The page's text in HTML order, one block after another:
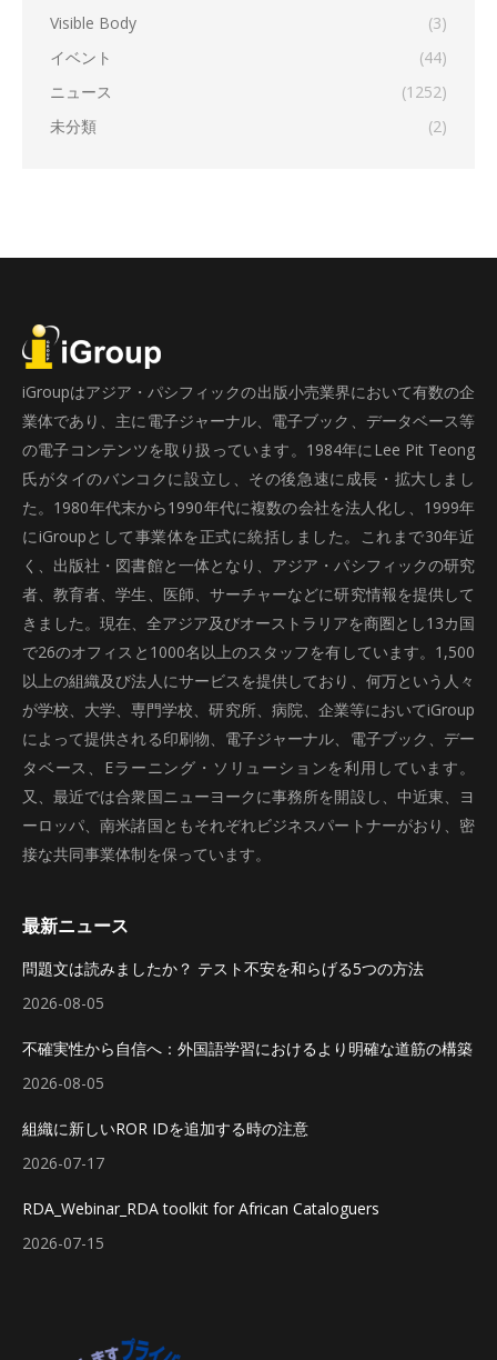
Visible Body
(3)
イベント
(44)
ニュース
(1252)
未分類
(2)
iGroupはアジア・パシフィックの出版小売業界において有数の企
業体であり、主に電子ジャーナル、電子ブック、データベース等
の電子コンテンツを取り扱っています。1984年にLee Pit Teong
氏がタイのバンコクに設立し、その後急速に成長・拡大しまし
た。1980年代末から1990年代に複数の会社を法人化し、1999年
にiGroupとして事業体を正式に統括しました。これまで30年近
く、出版社・図書館と一体となり、アジア・パシフィックの研究
者、教育者、学生、医師、サーチャーなどに研究情報を提供して
きました。現在、全アジア及びオーストラリアを商圏とし13カ国
で26のオフィスと1000名以上のスタッフを有しています。1,500
以上の組織及び法人にサービスを提供しており、何万という人々
が学校、大学、専門学校、研究所、病院、企業等においてiGroup
によって提供される印刷物、電子ジャーナル、電子ブック、デー
タベース、Eラーニング・ソリューションを利用しています。
又、最近では合衆国ニューヨークに事務所を開設し、中近東、ヨ
ーロッパ、南米諸国ともそれぞれビジネスパートナーがおり、密
接な共同事業体制を保っています。
最新ニュース
問題文は読みましたか？ テスト不安を和らげる5つの方法
2026-08-05
不確実性から自信へ：外国語学習におけるより明確な道筋の構築
2026-08-05
組織に新しいROR IDを追加する時の注意
2026-07-17
RDA_Webinar_RDA toolkit for African Cataloguers
2026-07-15